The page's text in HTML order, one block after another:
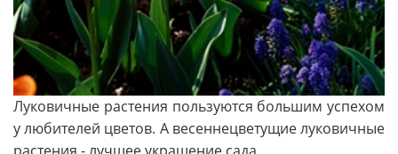
Луковичные растения пользуются большим успехом
у любителей цветов. А весеннецветущие луковичные